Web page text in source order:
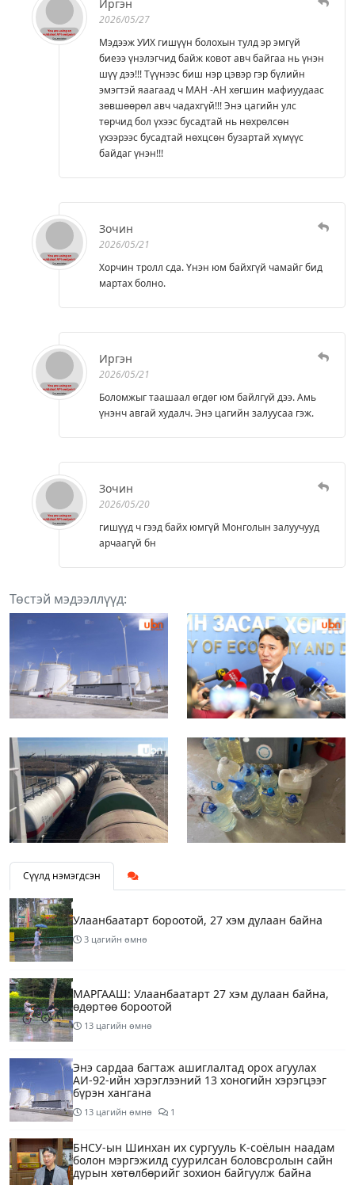
Иргэн
2026/05/27
Мэдээж УИХ гишүүн болохын тулд эр эмгүй
биеээ үнэлэгчид байж ковот авч байгаа нь үнэн
шүү дээ!!! Түүнээс биш нэр цэвэр гэр бүлийн
эмэгтэй яаагаад ч МАН -АН хөгшин мафиуудаас
зөвшөөрөл авч чадахгүй!!! Энэ цагийн улс
төрчид бол үхээс бусадтай нь нөхрөлсөн
үхээрээс бусадтай нөхцсөн бузартай хүмүүс
байдаг үнэн!!!
Зочин
2026/05/21
Хорчин тролл сда. Үнэн юм байхгүй чамайг бид
мартах болно.
Иргэн
2026/05/21
Боломжыг таашаал өгдөг юм байлгүй дээ. Амь
үнэнч авгай худалч. Энэ цагийн залуусаа гэж.
Зочин
2026/05/20
гишүүд ч гээд байх юмгүй Монголын залуучууд
арчаагүй бн
Төстэй мэдээллүүд:
Сүүлд нэмэгдсэн
Улаанбаатарт бороотой, 27 хэм дулаан байна
3 цагийн өмнө
МАРГААШ: Улаанбаатарт 27 хэм дулаан байна,
өдөртөө бороотой
13 цагийн өмнө
Энэ сардаа багтаж ашиглалтад орох агуулах
АИ-92-ийн хэрэглээний 13 хоногийн хэрэгцээг
бүрэн хангана
13 цагийн өмнө 1
БНСУ-ын Шинхан их сургууль К-соёлын наадам
болон мэргэжилд суурилсан боловсролын сайн
дурын хөтөлбөрийг зохион байгуулж байна